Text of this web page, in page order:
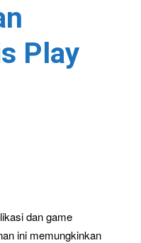
Play
dan game
ini memungkinkan